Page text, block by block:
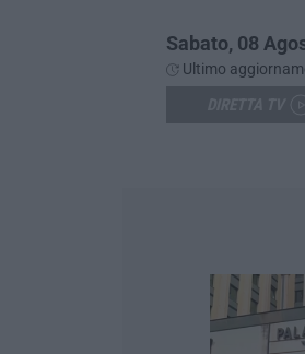
Sabato, 08
Ultimo